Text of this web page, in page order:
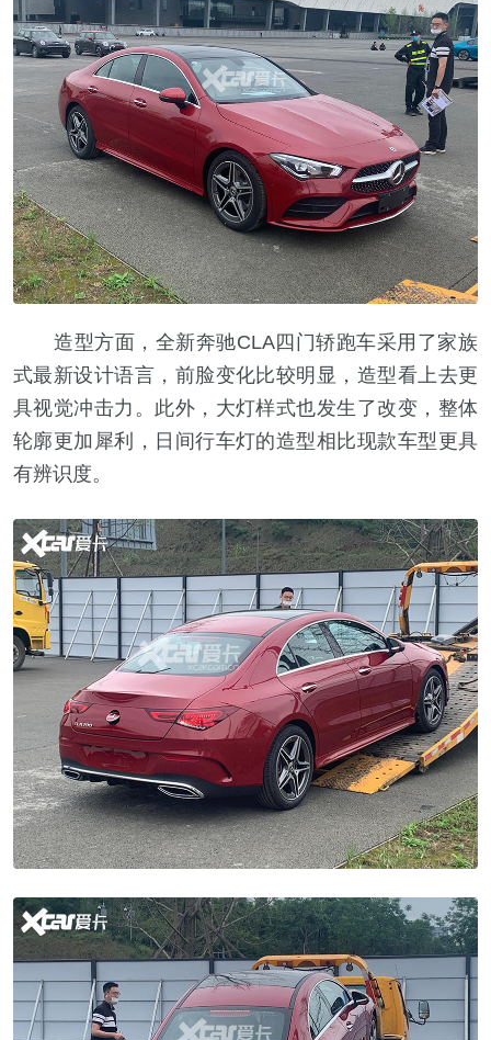
造型方面，全新奔驰CLA四门轿跑车采用了家族
式最新设计语言，前脸变化比较明显，造型看上去更
具视觉冲击力。此外，大灯样式也发生了改变，整体
轮廓更加犀利，日间行车灯的造型相比现款车型更具
有辨识度。